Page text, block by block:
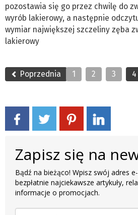
pozostawia się go przez chwilę do
wyrób lakierowy, a następnie
wymiar największej szczeliny zęba
lakierowy
Poprzednia 1 2 3 4
Zapisz się na
Bądź na bieżąco! Wpisz swój adres
bezpłatnie najciekawsze artykuły,
informacje o promocjach.